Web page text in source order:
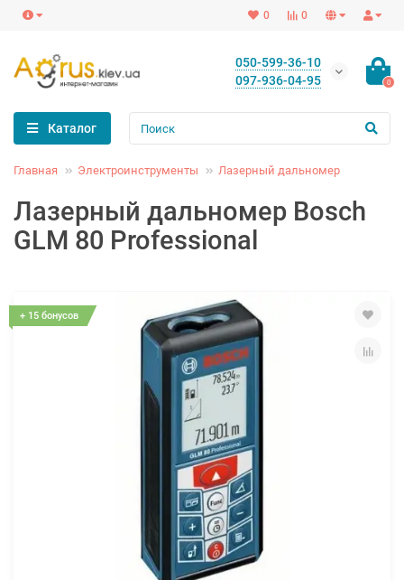
0
0
050-599-36-10
097-936-04-95
0
Каталог
Главная Электроинструменты Лазерный дальномер
Лазерный дальномер Bosch
GLM 80 Professional
+ 15 бонусов